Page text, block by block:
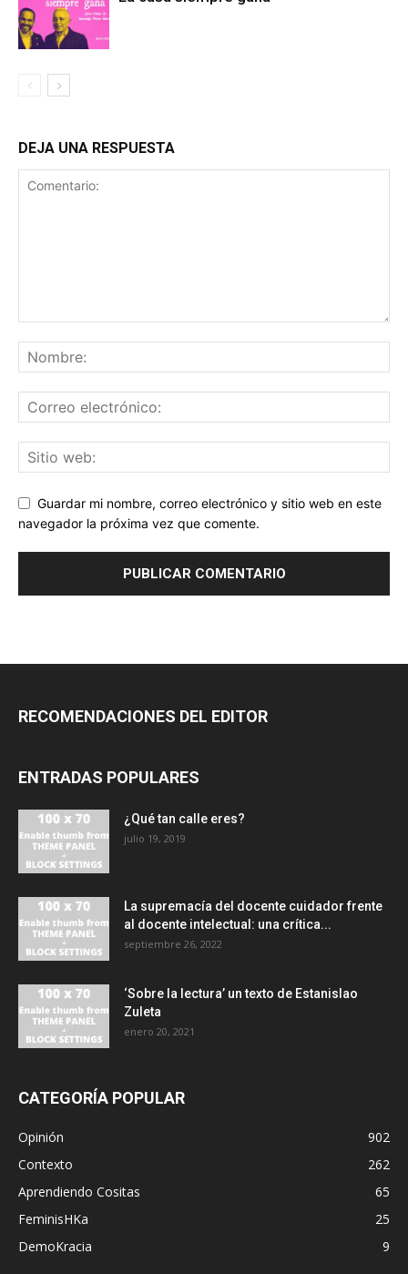
DEJA UNA RESPUESTA
Guardar mi nombre, correo electrónico y sitio web en este
navegador la próxima vez que comente.
RECOMENDACIONES DEL EDITOR
ENTRADAS POPULARES
¿Qué tan calle eres?
julio 19, 2019
La supremacía del docente cuidador frente
al docente intelectual: una crítica...
septiembre 26, 2022
‘Sobre la lectura’ un texto de Estanislao
Zuleta
enero 20, 2021
CATEGORÍA POPULAR
Opinión
902
Contexto
262
Aprendiendo Cositas
65
FeminisHKa
25
DemoKracia
9